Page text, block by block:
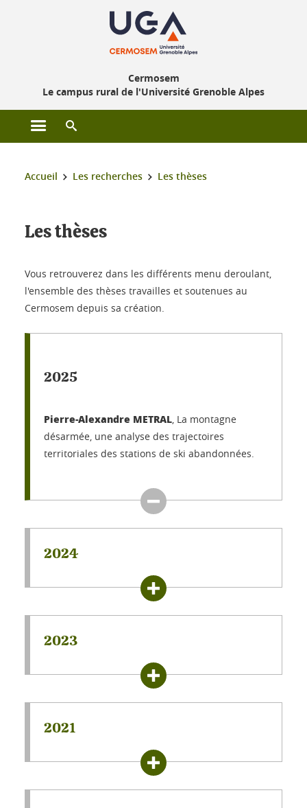
Cermosem
Le campus rural de l'Université Grenoble Alpes
Ouvrir le menu principal
Vous êtes ici :
Accueil Les recherches Les thèses
Les thèses
Vous retrouverez dans les différents menu deroulant,
l'ensemble des thèses travailles et soutenues au
Cermosem depuis sa création.
2025
Pierre-Alexandre METRAL, La montagne
désarmée, une analyse des trajectoires
territoriales des stations de ski abandonnées.
2024
2023
2021